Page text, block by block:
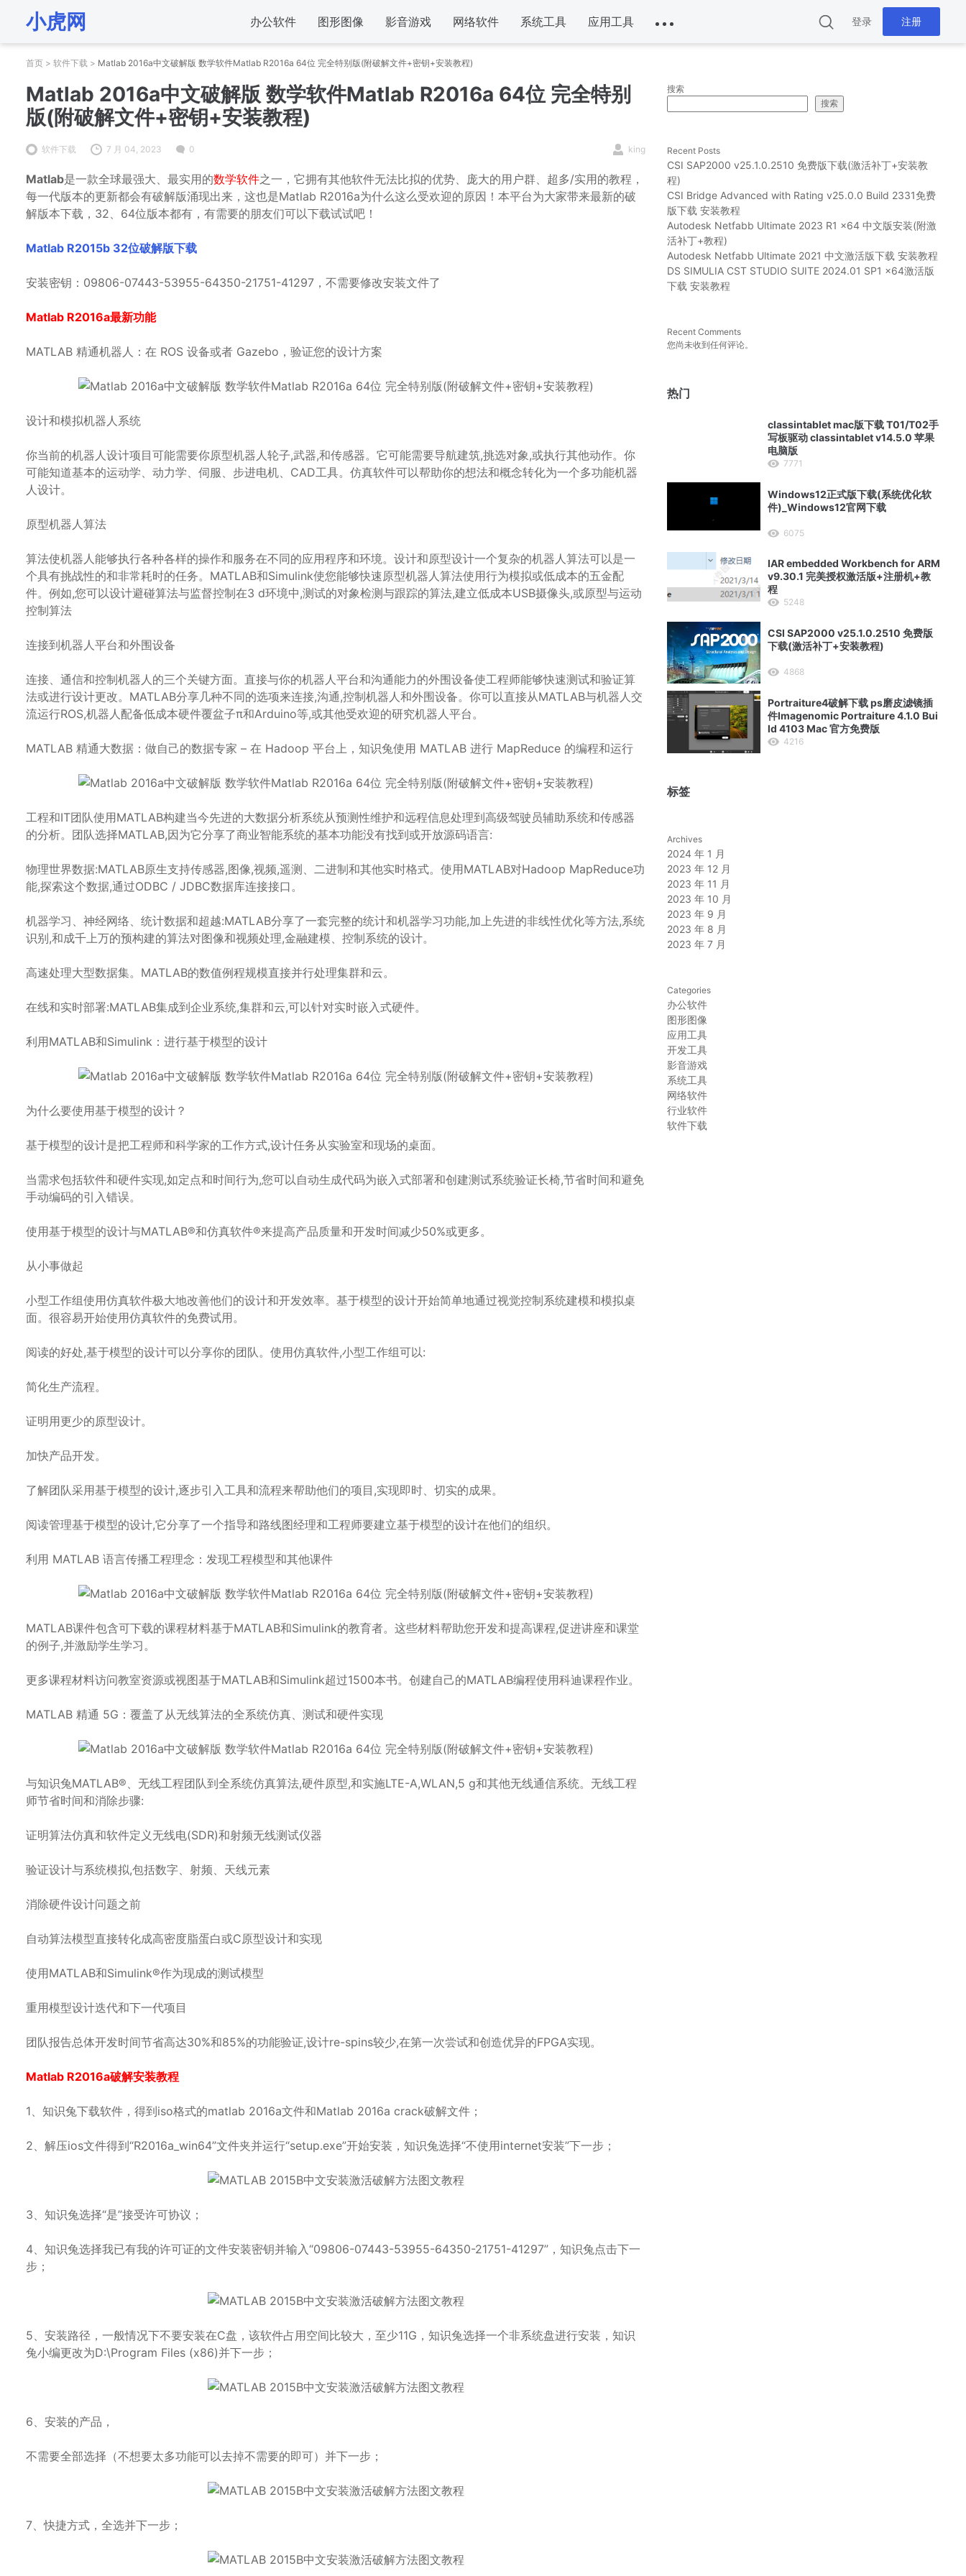
小虎网 办公软件 图形图像 影音游戏 网络软件 系统工具 应用工具 登录 注册
首页 > 软件下载 > Matlab 2016a中文破解版 数学软件Matlab R2016a 64位 完全特别版(附破解文件+密钥+安装教程)
Matlab 2016a中文破解版 数学软件Matlab R2016a 64位 完全特别
版(附破解文件+密钥+安装教程)
软件下载 7 月 04, 2023 0 king
Matlab是一款全球最强大、最实用的数学软件之一，它拥有其他软件无法比拟的优势、庞大的用户群、超多/实用的教程，
每一代版本的更新都会有破解版涌现出来，这也是Matlab R2016a为什么这么受欢迎的原因！本平台为大家带来最新的破
解版本下载，32、64位版本都有，有需要的朋友们可以下载试试吧！
Matlab R2015b 32位破解版下载
安装密钥：09806-07443-53955-64350-21751-41297，不需要修改安装文件了
Matlab R2016a最新功能
MATLAB 精通机器人：在 ROS 设备或者 Gazebo，验证您的设计方案
设计和模拟机器人系统
你当前的机器人设计项目可能需要你原型机器人轮子,武器,和传感器。它可能需要导航建筑,挑选对象,或执行其他动作。你
可能知道基本的运动学、动力学、伺服、步进电机、CAD工具。仿真软件可以帮助你的想法和概念转化为一个多功能机器
人设计。
原型机器人算法
算法使机器人能够执行各种各样的操作和服务在不同的应用程序和环境。设计和原型设计一个复杂的机器人算法可以是一
个具有挑战性的和非常耗时的任务。MATLAB和Simulink使您能够快速原型机器人算法使用行为模拟或低成本的五金配
件。例如,您可以设计避碰算法与监督控制在3 d环境中,测试的对象检测与跟踪的算法,建立低成本USB摄像头,或原型与运动
控制算法
连接到机器人平台和外围设备
连接、通信和控制机器人的三个关键方面。直接与你的机器人平台和沟通能力的外围设备使工程师能够快速测试和验证算
法或进行设计更改。MATLAB分享几种不同的选项来连接,沟通,控制机器人和外围设备。你可以直接从MATLAB与机器人交
流运行ROS,机器人配备低成本硬件覆盆子π和Arduino等,或其他受欢迎的研究机器人平台。
MATLAB 精通大数据：做自己的数据专家 – 在 Hadoop 平台上，知识兔使用 MATLAB 进行 MapReduce 的编程和运行
工程和IT团队使用MATLAB构建当今先进的大数据分析系统从预测性维护和远程信息处理到高级驾驶员辅助系统和传感器
的分析。团队选择MATLAB,因为它分享了商业智能系统的基本功能没有找到或开放源码语言:
物理世界数据:MATLAB原生支持传感器,图像,视频,遥测、二进制和其他实时格式。使用MATLAB对Hadoop MapReduce功
能,探索这个数据,通过ODBC / JDBC数据库连接接口。
机器学习、神经网络、统计数据和超越:MATLAB分享了一套完整的统计和机器学习功能,加上先进的非线性优化等方法,系统
识别,和成千上万的预构建的算法对图像和视频处理,金融建模、控制系统的设计。
高速处理大型数据集。MATLAB的数值例程规模直接并行处理集群和云。
在线和实时部署:MATLAB集成到企业系统,集群和云,可以针对实时嵌入式硬件。
利用MATLAB和Simulink：进行基于模型的设计
为什么要使用基于模型的设计？
基于模型的设计是把工程师和科学家的工作方式,设计任务从实验室和现场的桌面。
当需求包括软件和硬件实现,如定点和时间行为,您可以自动生成代码为嵌入式部署和创建测试系统验证长椅,节省时间和避免
手动编码的引入错误。
使用基于模型的设计与MATLAB®和仿真软件®来提高产品质量和开发时间减少50%或更多。
从小事做起
小型工作组使用仿真软件极大地改善他们的设计和开发效率。基于模型的设计开始简单地通过视觉控制系统建模和模拟桌
面。很容易开始使用仿真软件的免费试用。
阅读的好处,基于模型的设计可以分享你的团队。使用仿真软件,小型工作组可以:
简化生产流程。
证明用更少的原型设计。
加快产品开发。
了解团队采用基于模型的设计,逐步引入工具和流程来帮助他们的项目,实现即时、切实的成果。
阅读管理基于模型的设计,它分享了一个指导和路线图经理和工程师要建立基于模型的设计在他们的组织。
利用 MATLAB 语言传播工程理念：发现工程模型和其他课件
MATLAB课件包含可下载的课程材料基于MATLAB和Simulink的教育者。这些材料帮助您开发和提高课程,促进讲座和课堂
的例子,并激励学生学习。
更多课程材料访问教室资源或视图基于MATLAB和Simulink超过1500本书。创建自己的MATLAB编程使用科迪课程作业。
MATLAB 精通 5G：覆盖了从无线算法的全系统仿真、测试和硬件实现
与知识兔MATLAB®、无线工程团队到全系统仿真算法,硬件原型,和实施LTE-A,WLAN,5 g和其他无线通信系统。无线工程
师节省时间和消除步骤:
证明算法仿真和软件定义无线电(SDR)和射频无线测试仪器
验证设计与系统模拟,包括数字、射频、天线元素
消除硬件设计问题之前
自动算法模型直接转化成高密度脂蛋白或C原型设计和实现
使用MATLAB和Simulink®作为现成的测试模型
重用模型设计迭代和下一代项目
团队报告总体开发时间节省高达30%和85%的功能验证,设计re-spins较少,在第一次尝试和创造优异的FPGA实现。
Matlab R2016a破解安装教程
1、知识兔下载软件，得到iso格式的matlab 2016a文件和Matlab 2016a crack破解文件；
2、解压ios文件得到“R2016a_win64”文件夹并运行“setup.exe”开始安装，知识兔选择“不使用internet安装”下一步；
3、知识兔选择“是”接受许可协议；
4、知识兔选择我已有我的许可证的文件安装密钥并输入“09806-07443-53955-64350-21751-41297”，知识兔点击下一
步；
5、安装路径，一般情况下不要安装在C盘，该软件占用空间比较大，至少11G，知识兔选择一个非系统盘进行安装，知识
兔小编更改为D:\Program Files (x86)并下一步；
6、安装的产品，
不需要全部选择（不想要太多功能可以去掉不需要的即可）并下一步；
7、快捷方式，全选并下一步；
搜索
搜索
Recent Posts
CSI SAP2000 v25.1.0.2510 免费版下载(激活补丁+安装教
程)
CSI Bridge Advanced with Rating v25.0.0 Build 2331免费
版下载 安装教程
Autodesk Netfabb Ultimate 2023 R1 x64 中文版安装(附激
活补丁+教程)
Autodesk Netfabb Ultimate 2021 中文激活版下载 安装教程
DS SIMULIA CST STUDIO SUITE 2024.01 SP1 x64激活版
下载 安装教程
Recent Comments
您尚未收到任何评论。
热门
classintablet mac版下载 T01/T02手
写板驱动 classintablet v14.5.0 苹果
电脑版
7771
Windows12正式版下载(系统优化软
件)_Windows12官网下载
6075
IAR embedded Workbench for ARM
v9.30.1 完美授权激活版+注册机+教
程
5248
CSI SAP2000 v25.1.0.2510 免费版
下载(激活补丁+安装教程)
4868
Portraiture4破解下载 ps磨皮滤镜插
件Imagenomic Portraiture 4.1.0 Bui
ld 4103 Mac 官方免费版
4216
标签
Archives
2024 年 1 月
2023 年 12 月
2023 年 11 月
2023 年 10 月
2023 年 9 月
2023 年 8 月
2023 年 7 月
Categories
办公软件
图形图像
应用工具
开发工具
影音游戏
系统工具
网络软件
行业软件
软件下载